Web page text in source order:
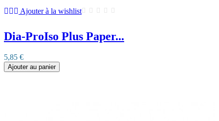
Ajouter à la wishlist
Dia-ProIso Plus Paper...
5,85 €
Ajouter au panier